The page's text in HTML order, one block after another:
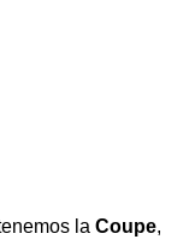
la Coupe,